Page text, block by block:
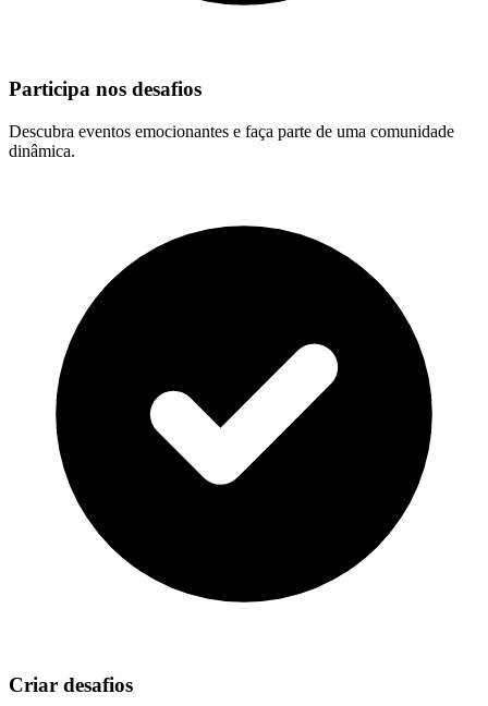
Participa nos desafios
Descubra eventos emocionantes e faça parte de uma comunidade
dinâmica.
Criar desafios